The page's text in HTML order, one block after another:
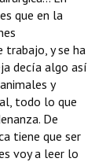
que en la
trabajo, y se ha
decía algo así
y
todo lo que
De
tiene que ser
voy a leer lo